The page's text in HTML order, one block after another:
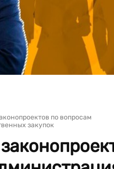
по вопросам
закупок